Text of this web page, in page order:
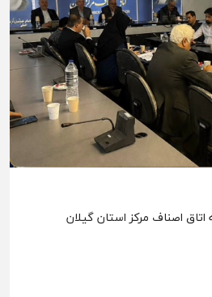
اتاق اصناف مرکز استان گیلان